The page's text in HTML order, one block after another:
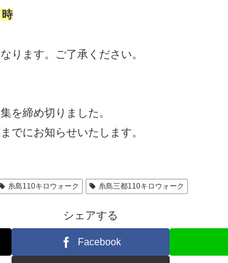
時
ります。ご了承ください。
を締め切りました。
でにお知らせいたします。
糸島110キロウォーク 糸島三都110キロウォーク
シェアする
Facebook